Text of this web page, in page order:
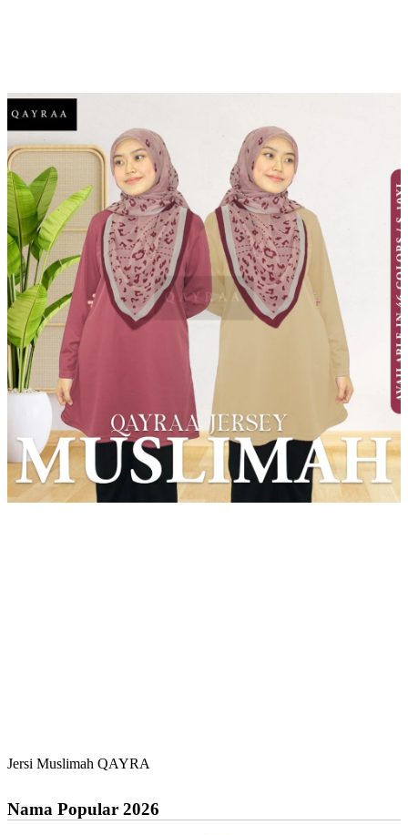
Jersi Muslimah QAYRA
Nama Popular 2026